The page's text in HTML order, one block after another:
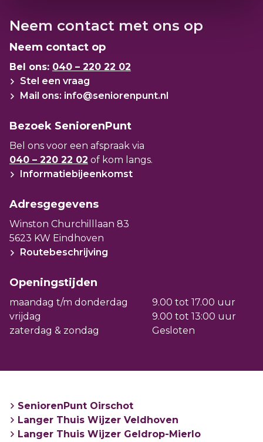
Neem contact met ons op
Neem contact op
Bel ons: 040 – 220 22 02
Stel een vraag
Mail ons: info@seniorenpunt.nl
Bezoek SeniorenPunt
Bel ons voor een afspraak via
040 – 220 22 02 of kom langs.
Informatiebijeenkomst
Adresgegevens
Winston Churchilllaan 83
5623 KW Eindhoven
Routebeschrijving
Openingstijden
maandag t/m donderdag
9.00 tot 17.00 uur
vrijdag
9.00 tot 13:00 uur
zaterdag & zondag
Gesloten
SeniorenPunt Oirschot
Langer Thuis Wijzer Veldhoven
Langer Thuis Wijzer Geldrop-Mierlo